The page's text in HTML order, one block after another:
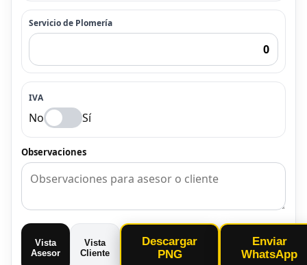
Servicio de Plomería
IVA
No Sí
Observaciones
Vista
Asesor
Vista
Cliente
Descargar
PNG
Enviar
WhatsApp